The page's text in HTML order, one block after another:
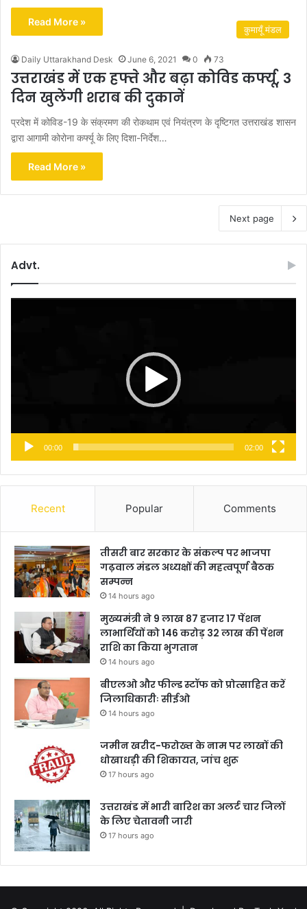
Read More »
कुमायूँ मंडल
Daily Uttarakhand Desk June 6, 2021 0 73
उत्तराखंड में एक हफ्ते और बढ़ा कोविड कर्फ्यू, 3
दिन खुलेंगी शराब की दुकानें
प्रदेश में कोविड-19 के संक्रमण की रोकथाम एवं नियंत्रण के दृष्टिगत उत्तराखंड शासन
द्वारा आगामी कोरोना कर्फ्यू के लिए दिशा-निर्देश…
Read More »
Next page
Advt.
00:00 02:00
Recent Popular Comments
तीसरी बार सरकार के संकल्प पर भाजपा
गढ़वाल मंडल अध्यक्षों की महत्वपूर्ण बैठक
सम्पन्न
14 hours ago
मुख्यमंत्री ने 9 लाख 87 हजार 17 पेंशन
लाभार्थियों को 146 करोड़ 32 लाख की पेंशन
राशि का किया भुगतान
14 hours ago
बीएलओ और फील्ड स्टॉफ को प्रोत्साहित करें
जिलाधिकारीः सीईओ
14 hours ago
जमीन खरीद-फरोख्त के नाम पर लाखों की
धोखाधड़ी की शिकायत, जांच शुरू
17 hours ago
उत्तराखंड में भारी बारिश का अलर्ट चार जिलों
के लिए चेतावनी जारी
17 hours ago